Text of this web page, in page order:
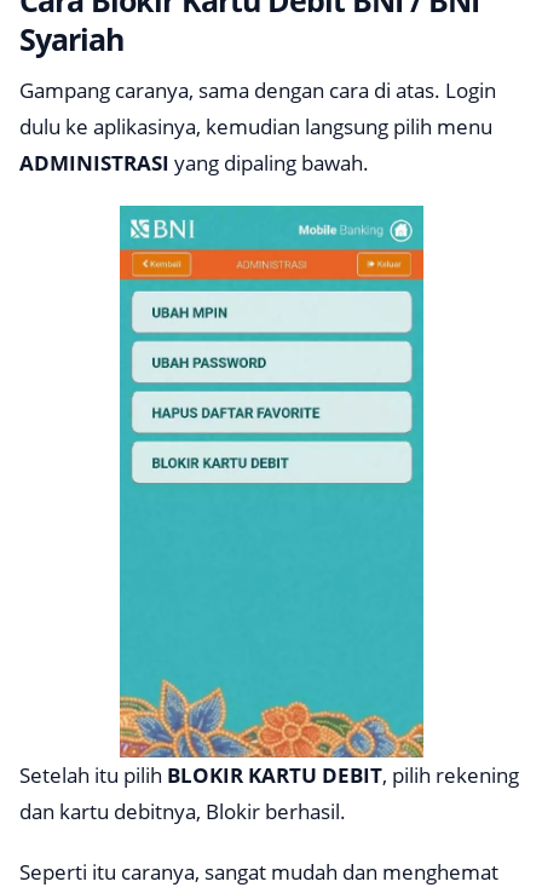
Syariah
Gampang caranya, sama dengan cara di atas. Login
dulu ke aplikasinya, kemudian langsung pilih menu
ADMINISTRASI yang dipaling bawah.
Setelah itu pilih BLOKIR KARTU DEBIT, pilih rekening
dan kartu debitnya, Blokir berhasil.
Seperti itu caranya, sangat mudah dan menghemat